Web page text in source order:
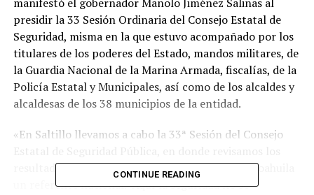
presidir la 33 Sesión Ordinaria del Consejo Estatal de
Seguridad, misma en la que estuvo acompañado por los
titulares de los poderes del Estado, mandos militares, de
la Guardia Nacional de la Marina Armada, fiscalías, de la
Policía Estatal y Municipales, así como de los alcaldes y
alcaldesas de los 38 municipios de la entidad.
«En Saltillo llevamos a cabo la 33ª Sesión del Consejo
resultados de nuestro modelo que ha hecho de Coahuila
un referente nacional. Aquí la seguridad no se
CONTINUE READING